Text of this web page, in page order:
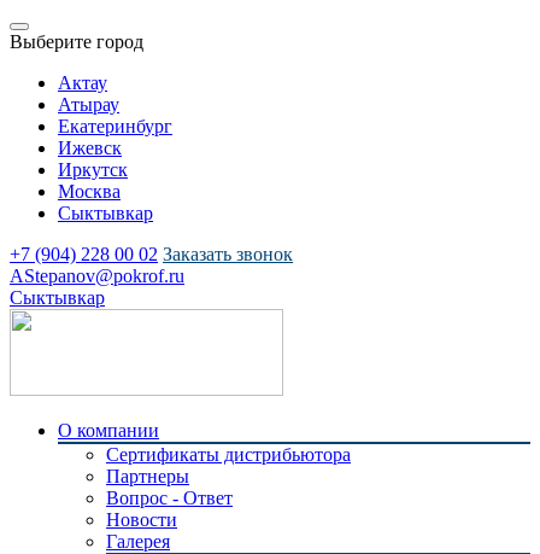
Выберите город
Актау
Атырау
Екатеринбург
Ижевск
Иркутск
Москва
Сыктывкар
+7 (904) 228 00 02 Заказать звонок
AStepanov@pokrof.ru
Сыктывкар
О компании
Сертификаты дистрибьютора
Партнеры
Вопрос - Ответ
Новости
Галерея